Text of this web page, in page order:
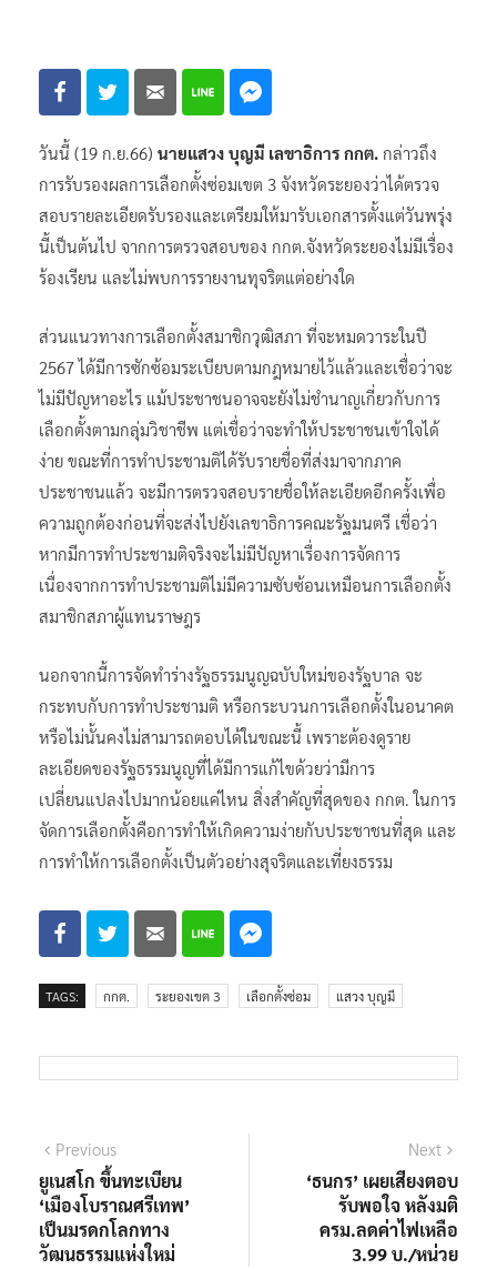
วันนี้ (19 ก.ย.66) นายแสวง บุญมี เลขาธิการ กกต.
การรับรองผลการเลือกตั้งซ่อมเขต 3 จังหวัดระยองว่าได้ตรวจ
สอบรายละเอียดรับรองและเตรียมให้มารับเอกสารตั้งแต่วันพรุ่ง
นี้เป็นต้นไป จากการตรวจสอบของ กกต.จังหวัดระยองไม่มีเรื่อง
ร้องเรียน และไม่พบการรายงานทุจริตแต่อย่างใด
ส่วนแนวทางการเลือกตั้งสมาชิกวุฒิสภา ที่จะหมดวาระในปี
2567 ได้มีการซักซ้อมระเบียบตามกฎหมายไว้แล้วและเชื่อว่าจะ
ไม่มีปัญหาอะไร แม้ประชาชนอาจจะยังไม่ชำนาญเกี่ยวกับการ
เลือกตั้งตามกลุ่มวิชาชีพ แต่เชื่อว่าจะทำให้ประชาชนเข้าใจได้
ง่าย ขณะที่การทำประชามติได้รับรายชื่อที่ส่งมาจากภาค
ประชาชนแล้ว จะมีการตรวจสอบรายชื่อให้ละเอียดอีกครั้งเพื่อ
ความถูกต้องก่อนที่จะส่งไปยังเลขาธิการคณะรัฐมนตรี เชื่อว่า
หากมีการทำประชามติจริงจะไม่มีปัญหาเรื่องการจัดการ
เนื่องจากการทำประชามติไม่มีความซับซ้อนเหมือนการเลือกตั้ง
สมาชิกสภาผู้แทนราษฎร
นอกจากนี้การจัดทำร่างรัฐธรรมนูญฉบับใหม่ของรัฐบาล จะ
กระทบกับการทำประชามติ หรือกระบวนการเลือกตั้งในอนาคต
หรือไม่นั้นคงไม่สามารถตอบได้ในขณะนี้ เพราะต้องดูราย
ละเอียดของรัฐธรรมนูญที่ได้มีการแก้ไขด้วยว่ามีการ
เปลี่ยนแปลงไปมากน้อยแค่ไหน สิ่งสำคัญที่สุดของ กกต. ในการ
จัดการเลือกตั้งคือการทำให้เกิดความง่ายกับประชาชนที่สุด และ
การทำให้การเลือกตั้งเป็นตัวอย่างสุจริตและเที่ยงธรรม
แนะแนว
เรื่อง
PreviousPrevious
post:
ยูเนสโก ขึ้นทะเบียน
‘เมืองโบราณศรีเทพ’
Next
‘ธนกร’ เผยเสียงตอบ
รับพอใจ หลังมติ